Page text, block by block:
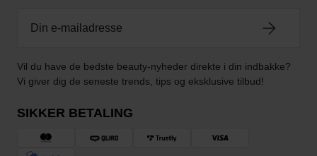
Vil du have de bedste beauty-nyheder direkte i din indbakke?
Vi giver dig de seneste trends, tips og eksklusive tilbud!
SIKKER BETALING